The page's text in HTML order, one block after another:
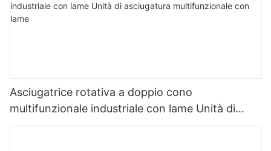
Asciugatrice rotativa a doppio cono
multifunzionale industriale con lame Unità di
asciugatura multifunzionale con lame